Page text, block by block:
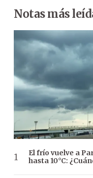
Notas más
El frío vuelve a
hasta 10°C: